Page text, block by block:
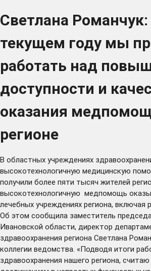
Светлана Романчук:
текущем году мы
работать над
доступности и
оказания
регионе
В областных учреждениях
высокотехнологичную медицинскую
получили более пяти тысяч жителей
высокотехнологичную медпомощь
лечебных учреждениях региона, включая
Об этом сообщила заместитель
Ивановской области, директор
здравоохранения региона Светлана
коллегии ведомства. «Подводя итоги
здравоохранения нашего региона,